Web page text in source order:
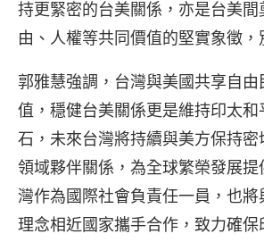
持更緊密的台美關係，亦是台美間
由、人權等共同價值的堅實象徵，
郭雅慧強調，台灣與美國共享自由
值，穩健台美關係更是維持印太
石，未來台灣將持續與美方保持
領域夥伴關係，為全球繁榮發展
灣作為國際社會負責任一員，也
理念相近國家攜手合作，致力確